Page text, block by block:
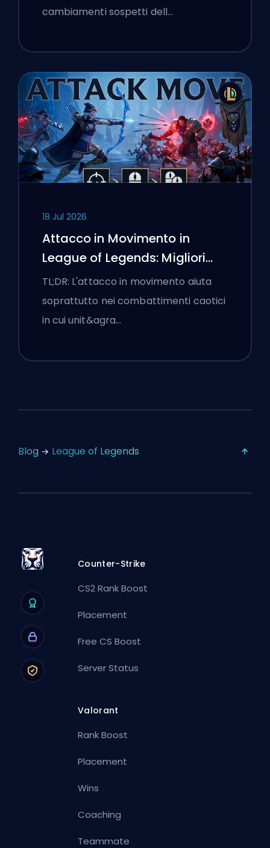
cambiamenti sospetti dell…
18 Jul 2026
Attacco in Movimento in
League of Legends: Migliori
Impostazioni
TL;DR: L'attacco in movimento aiuta
soprattutto nei combattimenti caotici
in cui unit&agra…
Blog League of Legends
Counter-Strike
CS2 Rank Boost
Placement
Free CS Boost
Server Status
Valorant
Rank Boost
Placement
Wins
Coaching
Teammate